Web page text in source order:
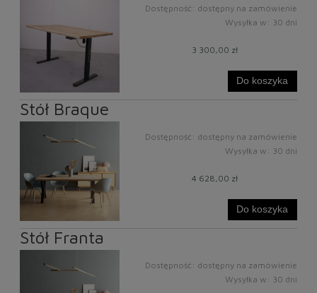
Dostępność: dostępny na zamówienie
Wysyłka w: 30 dni
3 300,00 zł
Do koszyka
Stół Braque
Dostępność: dostępny na zamówienie
Wysyłka w: 30 dni
4 628,00 zł
Do koszyka
Stół Franta
Dostępność: dostępny na zamówienie
Wysyłka w: 30 dni